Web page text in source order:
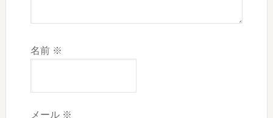
名前 ※
メール ※